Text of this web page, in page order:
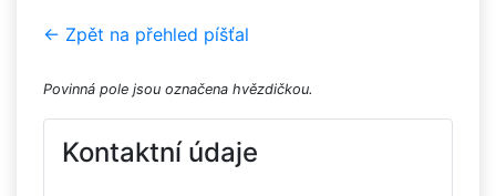
← Zpět na přehled píšťal
Povinná pole jsou označena hvězdičkou.
Kontaktní údaje